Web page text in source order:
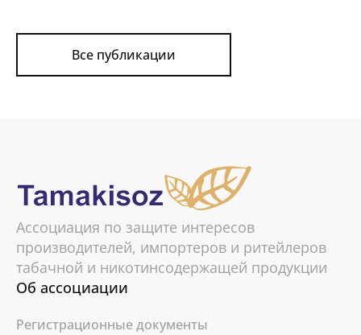
Все публикации
Ассоциация по защите интересов
производителей, импортеров и ритейлеров
табачной и никотинсодержащей продукции
Об ассоциации
Регистрационные документы